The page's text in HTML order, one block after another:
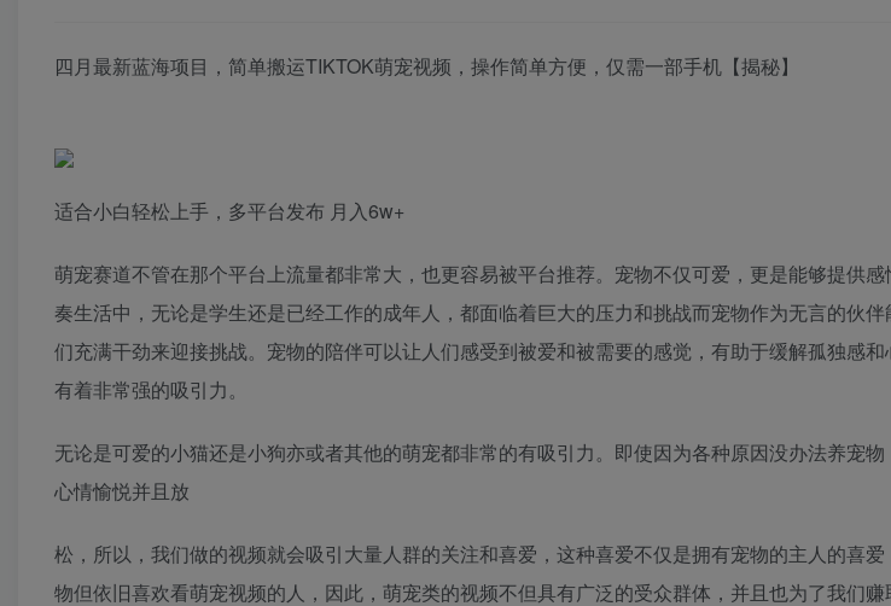
四月最新蓝海项目，简单搬运TIKTOK萌宠视频，操作简单方便，仅需一部手机【揭秘】
适合小白轻松上手，多平台发布 月入6w+
萌宠赛道不管在那个平台上流量都非常大，也更容易被平台推荐。宠物不仅可爱，更是能够提供
奏生活中，无论是学生还是已经工作的成年人，都面临着巨大的压力和挑战而宠物作为无言的伙
们充满干劲来迎接挑战。宠物的陪伴可以让人们感受到被爱和被需要的感觉，有助于缓解孤独感
有着非常强的吸引力。
无论是可爱的小猫还是小狗亦或者其他的萌宠都非常的有吸引力。即使因为各种原因没办法养宠
心情愉悦并且放
松，所以，我们做的视频就会吸引大量人群的关注和喜爱，这种喜爱不仅是拥有宠物的主人的喜
物但依旧喜欢看萌宠视频的人，因此，萌宠类的视频不但具有广泛的受众群体，并且也为了我们赚